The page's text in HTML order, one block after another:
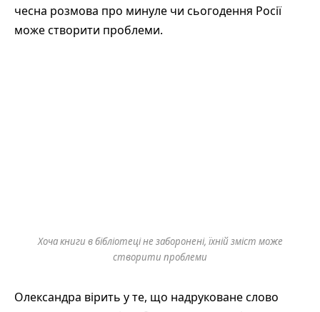
чесна розмова про минуле чи сьогодення Росії
може створити проблеми.
Хоча книги в бібліотеці не заборонені, їхній зміст може
створити проблеми
Олександра вірить у те, що надруковане слово